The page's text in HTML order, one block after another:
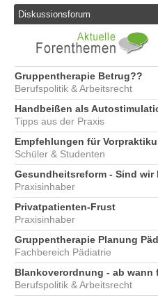
Diskussionsforum
Gruppentherapie Betrug??
Berufspolitik & Arbeitsrecht
Handbeißen als
Tipps aus der Praxis
Empfehlungen für
Schüler & Studenten
Gesundheitsreform - Sind wir
Praxisinhaber
Privatpatienten-Frust
Praxisinhaber
Gruppentherapie Planung
Fachbereich Pädiatrie
Blankoverordnung - ab wann
Berufspolitik & Arbeitsrecht